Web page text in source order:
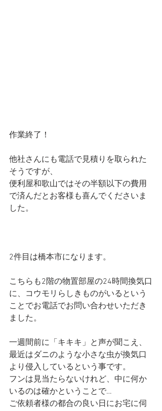
作業終了！
他社さんにも電話で見積りを取られた
そうですが、
便利屋和歌山ではその半額以下の費用
で済んだとお客様も喜んでくださいま
した。
2件目は橋本市になります。
こちらも2階の物置部屋の24時間換気口
に、コウモリらしきものがいるという
ことでお電話でお問い合わせいただき
ました。
一週間前に「キキキ」と声が聞こえ、
最近はダニのような小さな虫が換気口
より侵入しているという事です。
フンは見当たらないけれど、中に何か
いるのは確かということで…
ご依頼者様の都合の良い日にお宅に伺